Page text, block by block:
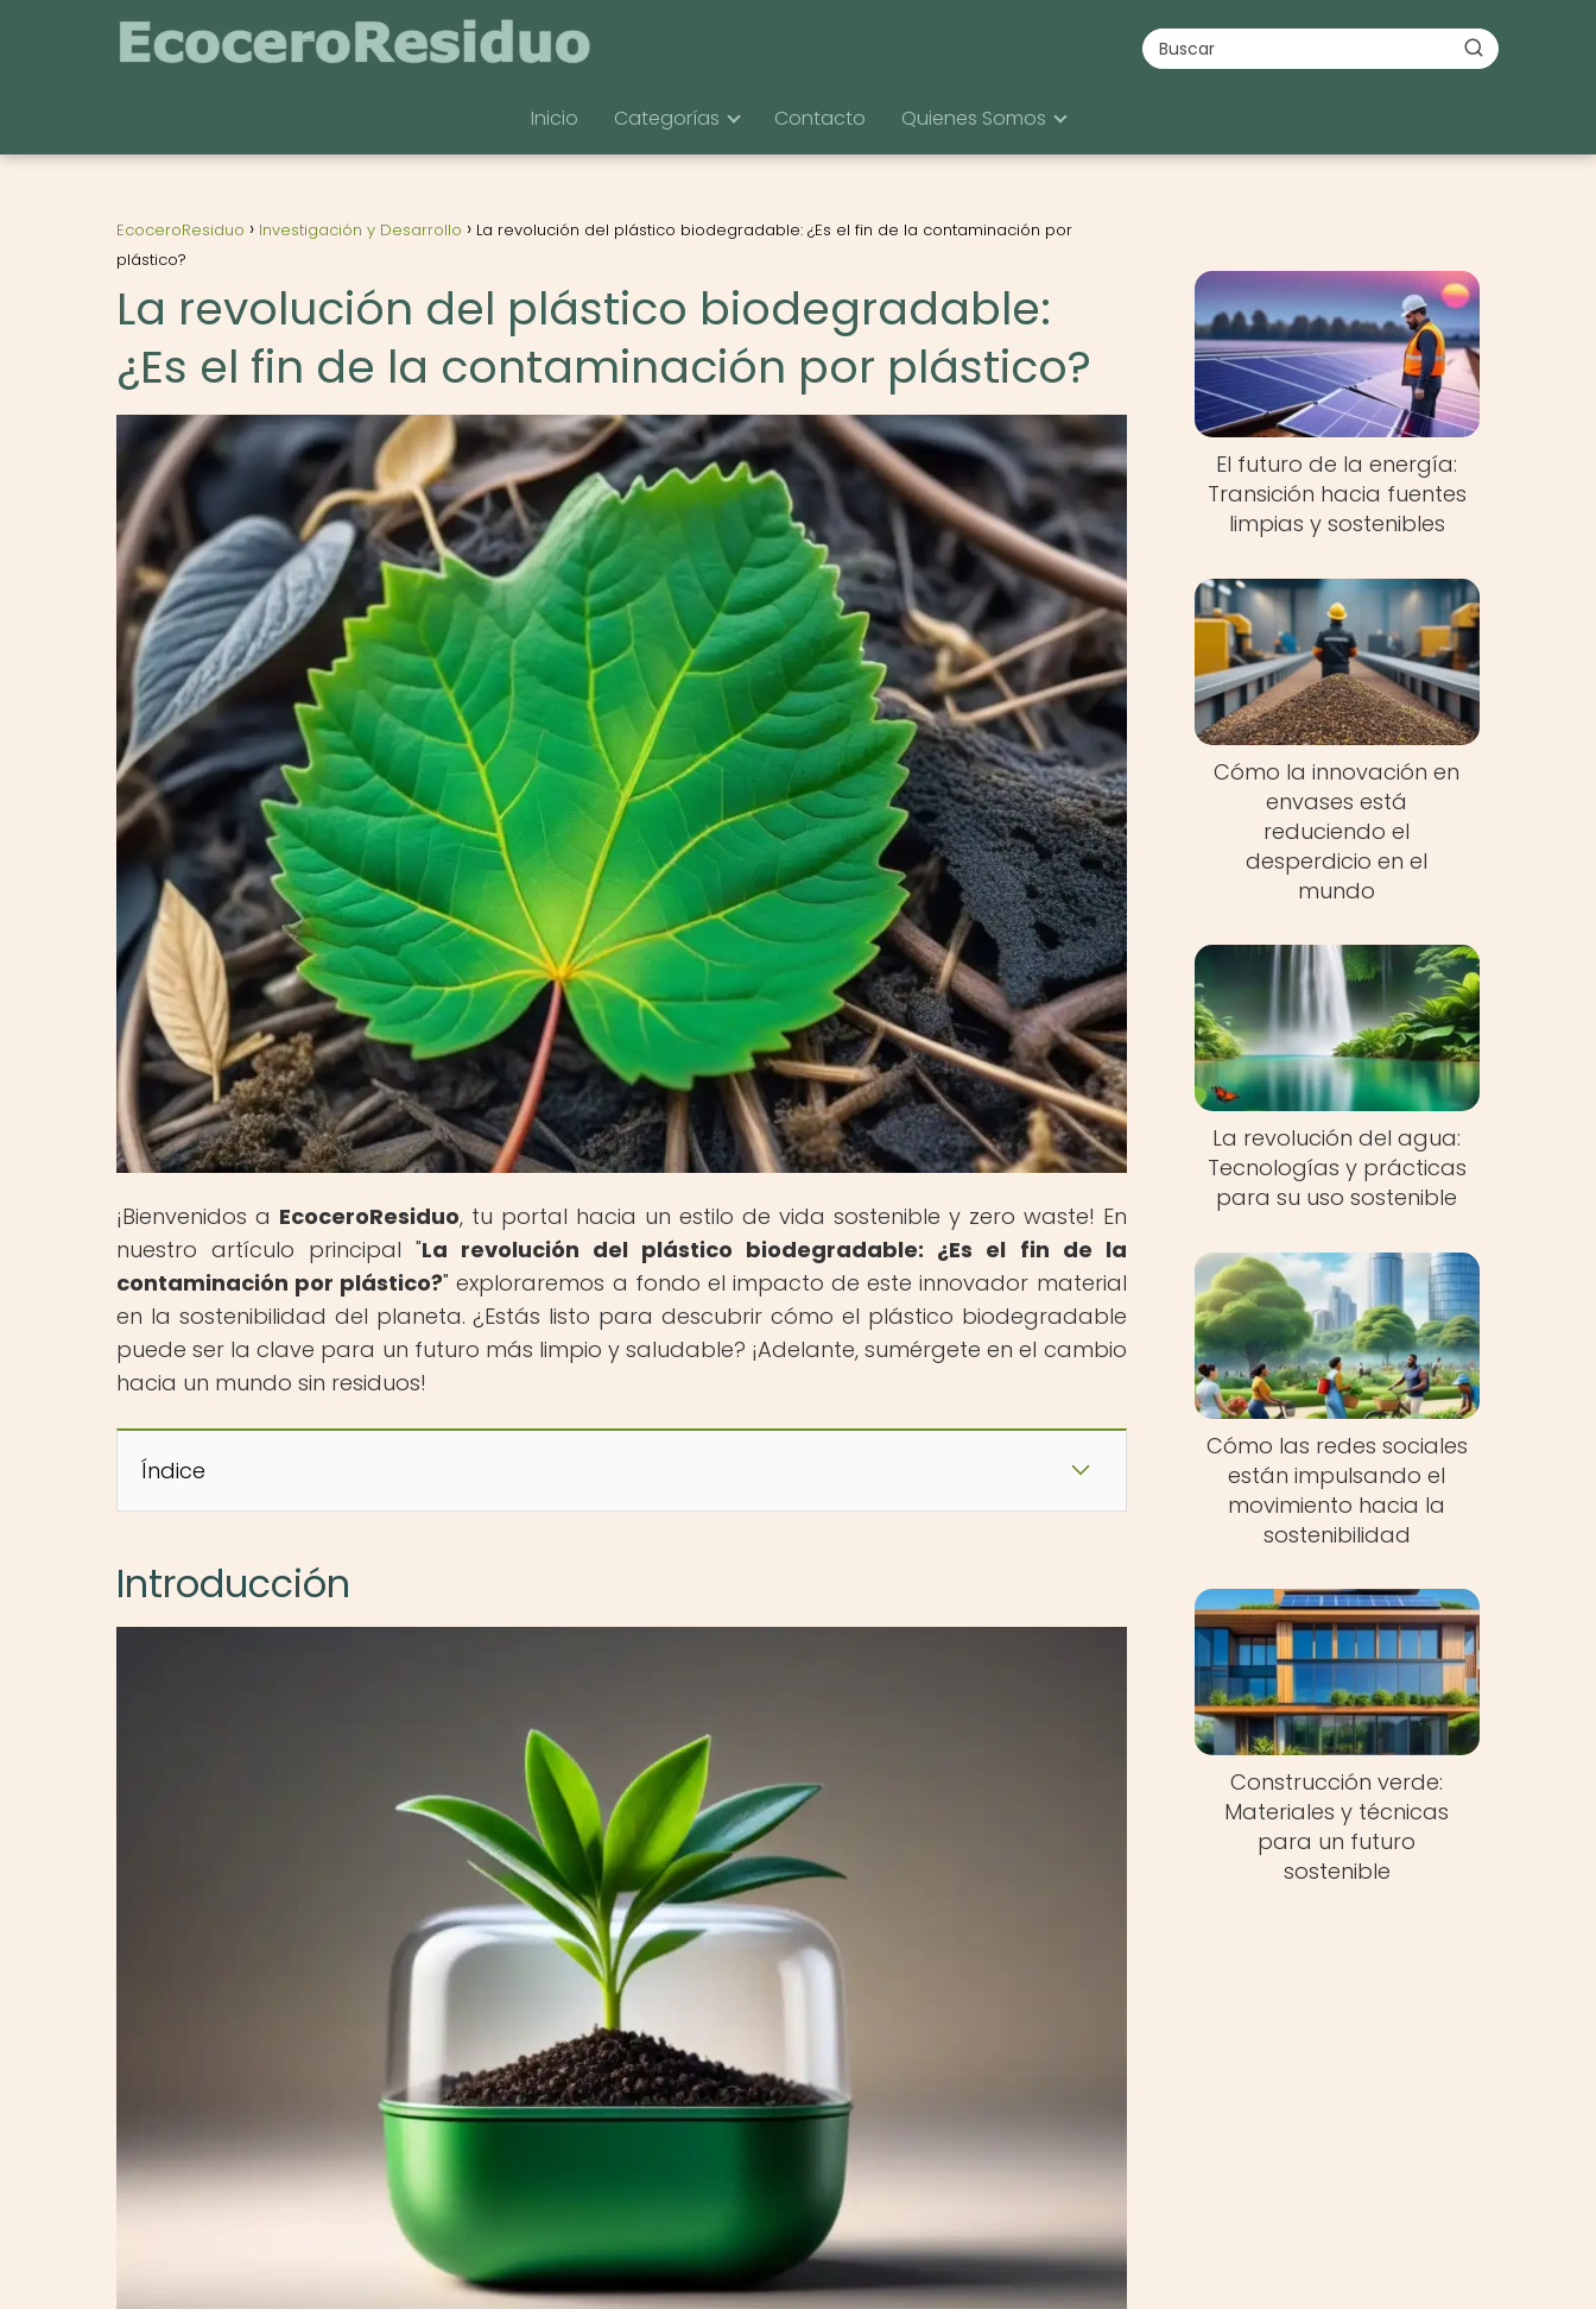
Inicio Categorías Contacto Quienes Somos
EcoceroResiduo Investigación y Desarrollo
La revolución del plástico biodegradable: ¿Es el fin de la contaminación por
plástico?
La revolución del plástico biodegradable:
¿Es el fin de la contaminación por plástico?
¡Bienvenidos a EcoceroResiduo, tu portal hacia un estilo de vida sostenible y zero waste! En
nuestro artículo principal "La revolución del plástico biodegradable: ¿Es el fin de la
contaminación por plástico?" exploraremos a fondo el impacto de este innovador material
en la sostenibilidad del planeta. ¿Estás listo para descubrir cómo el plástico biodegradable
puede ser la clave para un futuro más limpio y saludable? ¡Adelante, sumérgete en el cambio
hacia un mundo sin residuos!
Índice
Introducción
El futuro de la energía:
Transición hacia fuentes
limpias y sostenibles
Cómo la innovación en
envases está
reduciendo el
desperdicio en el
mundo
La revolución del agua:
Tecnologías y prácticas
para su uso sostenible
Cómo las redes sociales
están impulsando el
movimiento hacia la
sostenibilidad
Construcción verde:
Materiales y técnicas
para un futuro
sostenible